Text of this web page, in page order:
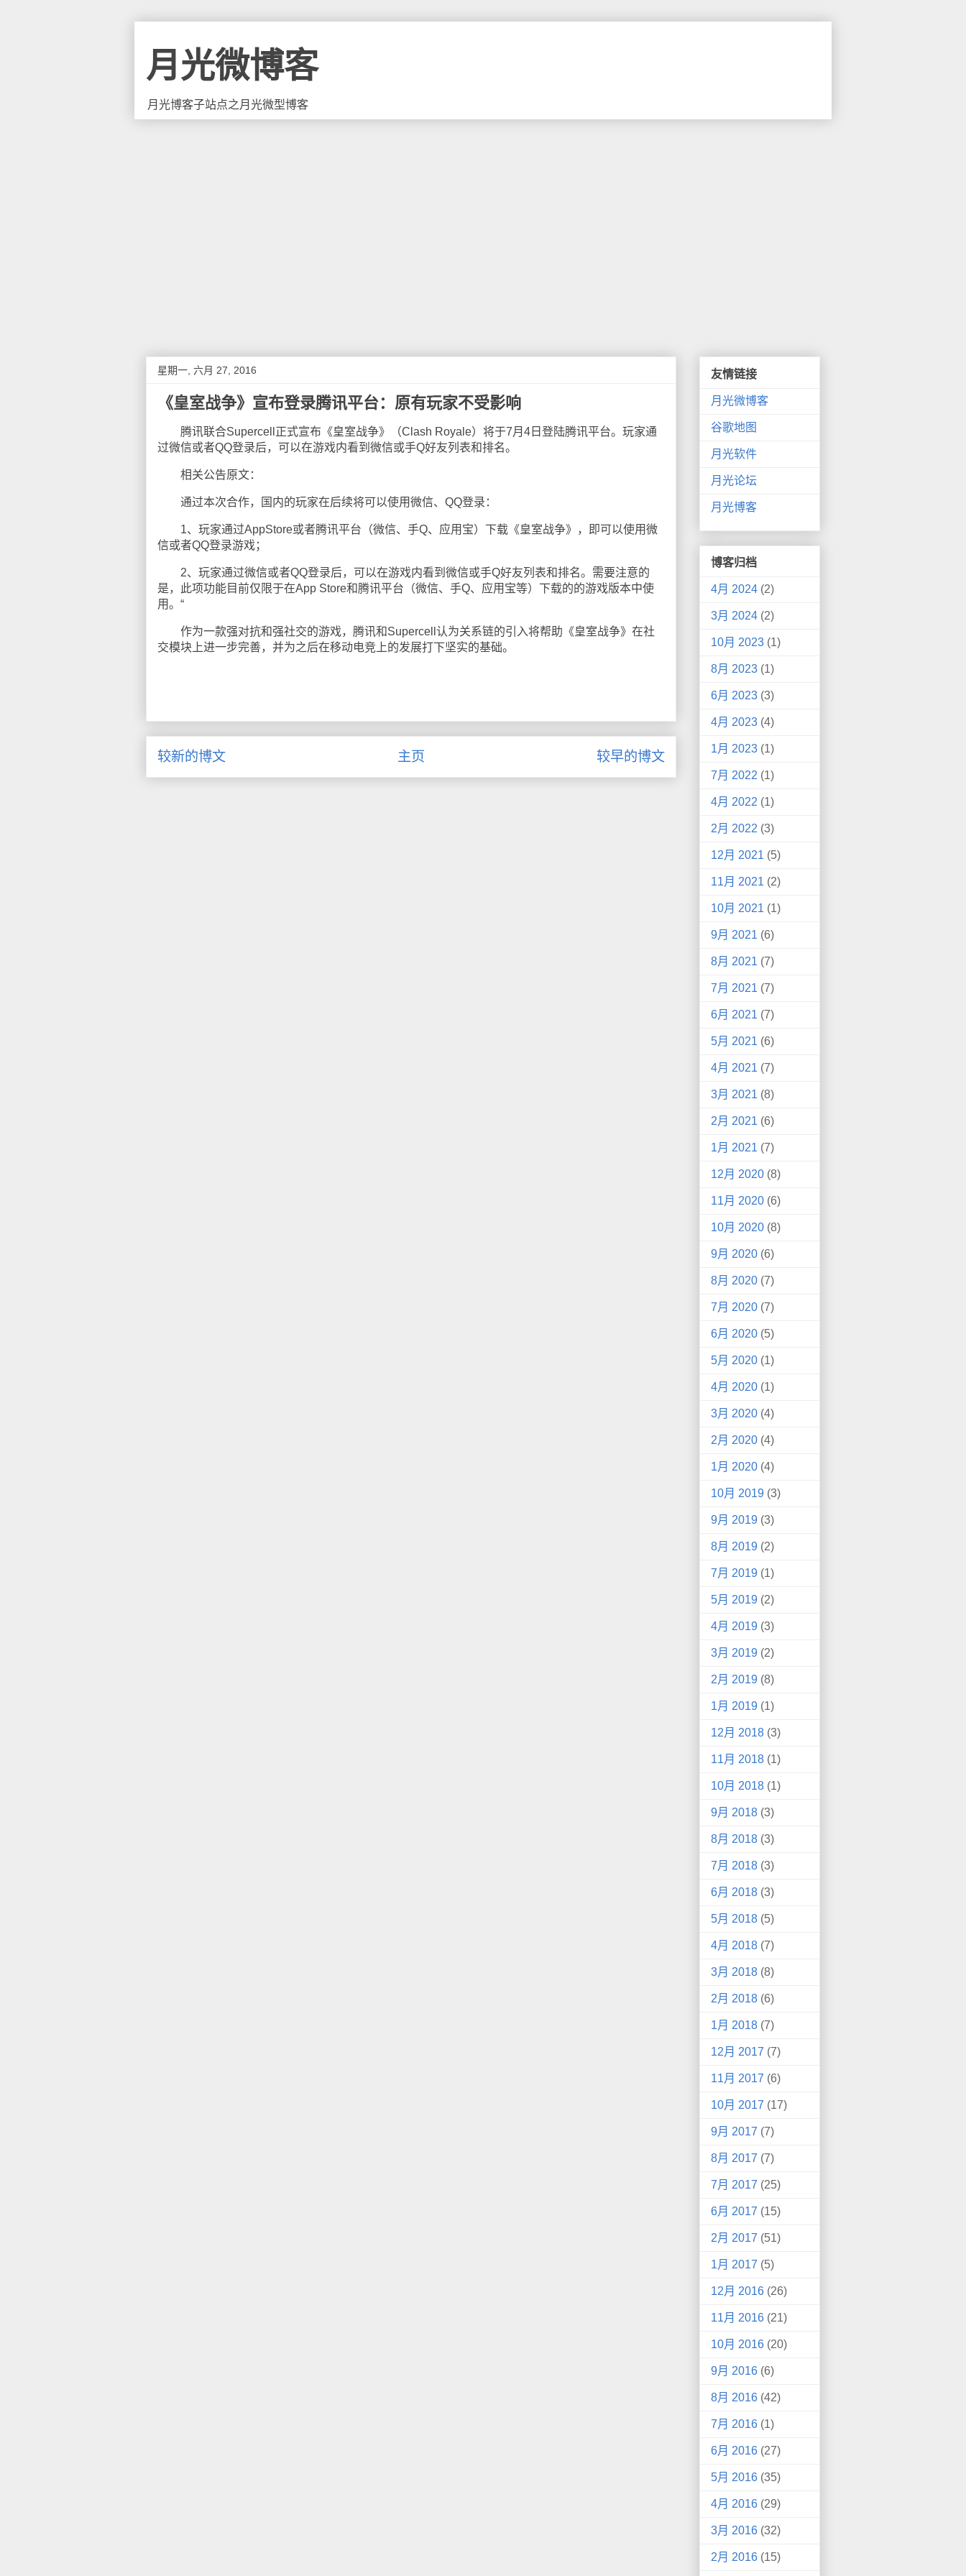
月光微博客
月光博客子站点之月光微型博客
星期一, 六月 27, 2016
《皇室战争》宣布登录腾讯平台：原有玩家不受影响
腾讯联合Supercell正式宣布《皇室战争》（Clash Royale）将于7月4日登陆腾讯平台。玩家通
过微信或者QQ登录后，可以在游戏内看到微信或手Q好友列表和排名。
相关公告原文：
通过本次合作，国内的玩家在后续将可以使用微信、QQ登录：
1、玩家通过AppStore或者腾讯平台（微信、手Q、应用宝）下载《皇室战争》，即可以使用微
信或者QQ登录游戏；
2、玩家通过微信或者QQ登录后，可以在游戏内看到微信或手Q好友列表和排名。需要注意的
是，此项功能目前仅限于在App Store和腾讯平台（微信、手Q、应用宝等）下载的的游戏版本中使
用。“
作为一款强对抗和强社交的游戏，腾讯和Supercell认为关系链的引入将帮助《皇室战争》在社
交模块上进一步完善，并为之后在移动电竞上的发展打下坚实的基础。
较新的博文 较早的博文
主页
友情链接
月光微博客
谷歌地图
月光软件
月光论坛
月光博客
博客归档
4月 2024 (2)
3月 2024 (2)
10月 2023 (1)
8月 2023 (1)
6月 2023 (3)
4月 2023 (4)
1月 2023 (1)
7月 2022 (1)
4月 2022 (1)
2月 2022 (3)
12月 2021 (5)
11月 2021 (2)
10月 2021 (1)
9月 2021 (6)
8月 2021 (7)
7月 2021 (7)
6月 2021 (7)
5月 2021 (6)
4月 2021 (7)
3月 2021 (8)
2月 2021 (6)
1月 2021 (7)
12月 2020 (8)
11月 2020 (6)
10月 2020 (8)
9月 2020 (6)
8月 2020 (7)
7月 2020 (7)
6月 2020 (5)
5月 2020 (1)
4月 2020 (1)
3月 2020 (4)
2月 2020 (4)
1月 2020 (4)
10月 2019 (3)
9月 2019 (3)
8月 2019 (2)
7月 2019 (1)
5月 2019 (2)
4月 2019 (3)
3月 2019 (2)
2月 2019 (8)
1月 2019 (1)
12月 2018 (3)
11月 2018 (1)
10月 2018 (1)
9月 2018 (3)
8月 2018 (3)
7月 2018 (3)
6月 2018 (3)
5月 2018 (5)
4月 2018 (7)
3月 2018 (8)
2月 2018 (6)
1月 2018 (7)
12月 2017 (7)
11月 2017 (6)
10月 2017 (17)
9月 2017 (7)
8月 2017 (7)
7月 2017 (25)
6月 2017 (15)
2月 2017 (51)
1月 2017 (5)
12月 2016 (26)
11月 2016 (21)
10月 2016 (20)
9月 2016 (6)
8月 2016 (42)
7月 2016 (1)
6月 2016 (27)
5月 2016 (35)
4月 2016 (29)
3月 2016 (32)
2月 2016 (15)